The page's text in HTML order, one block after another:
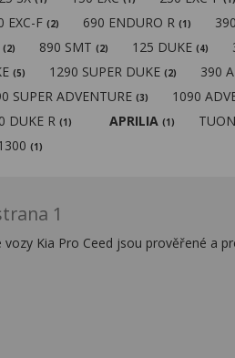
EXC-F(2) 690 ENDURO R(1)
(2) 890 SMT(2) 125 DUKE(4)
(5) 1290 SUPER DUKE(2) 390
SUPER ADVENTURE(3) 1090
DUKE R(1) APRILIA (1)
(1)
1
Kia Pro Ceed jsou prověřené a